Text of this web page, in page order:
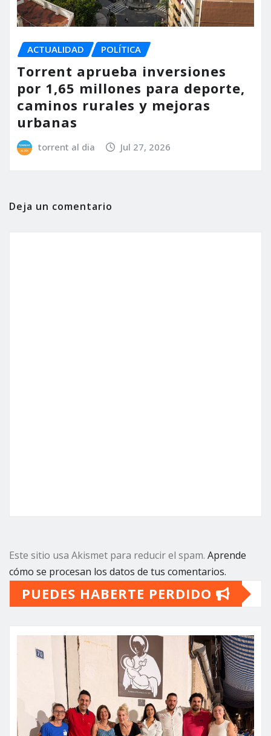
ACTUALIDAD POLÍTICA
Torrent aprueba inversiones
por 1,65 millones para deporte,
caminos rurales y mejoras
urbanas
torrent al dia Jul 27, 2026
Deja un comentario
Este sitio usa Akismet para reducir el spam. Aprende
cómo se procesan los datos de tus comentarios.
PUEDES HABERTE PERDIDO